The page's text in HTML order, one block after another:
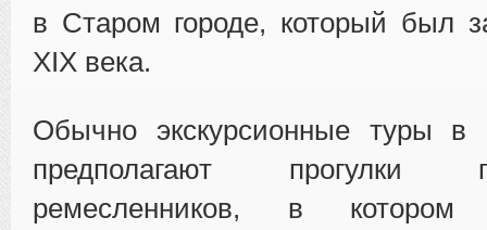
в Старом городе, который был
XIX века.
Обычно экскурсионные туры в
предполагают прогулки
ремесленников, в котором